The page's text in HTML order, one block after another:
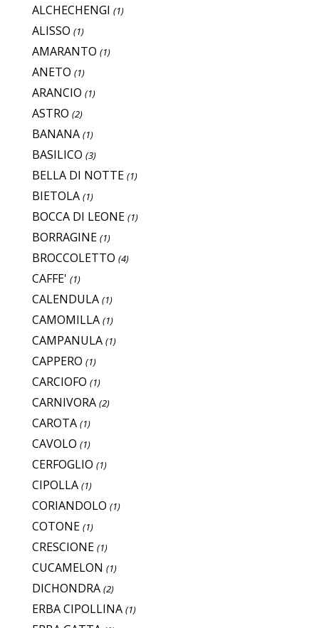
ALCHECHENGI (1)
ALISSO (1)
AMARANTO (1)
ANETO (1)
ARANCIO (1)
ASTRO (2)
BANANA (1)
BASILICO (3)
BELLA DI NOTTE (1)
BIETOLA (1)
BOCCA DI LEONE (1)
BORRAGINE (1)
BROCCOLETTO (4)
CAFFE' (1)
CALENDULA (1)
CAMOMILLA (1)
CAMPANULA (1)
CAPPERO (1)
CARCIOFO (1)
CARNIVORA (2)
CAROTA (1)
CAVOLO (1)
CERFOGLIO (1)
CIPOLLA (1)
CORIANDOLO (1)
COTONE (1)
CRESCIONE (1)
CUCAMELON (1)
DICHONDRA (2)
ERBA CIPOLLINA (1)